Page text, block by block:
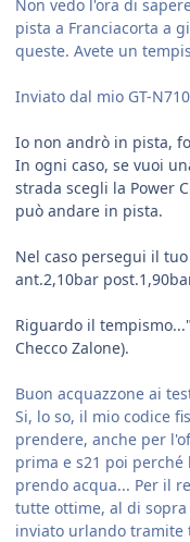
Non vedo l'ora di
pista a Franciacorta a
queste. Avete un
Inviato dal mio GT-
Io non andrò in pista,
In ogni caso, se vuoi
strada scegli la Power
può andare in pista.
Nel caso persegui il
ant.2,10bar
Riguardo il
Checco Zalone).
Buon acquazzone ai
Si, lo so, il mio codice
prendere, anche per
prima e s21 poi
prendo acqua... Per il
tutte ottime, al di
inviato urlando tramite